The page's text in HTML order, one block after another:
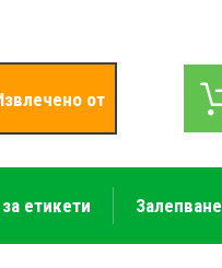
от
етикети Залепване